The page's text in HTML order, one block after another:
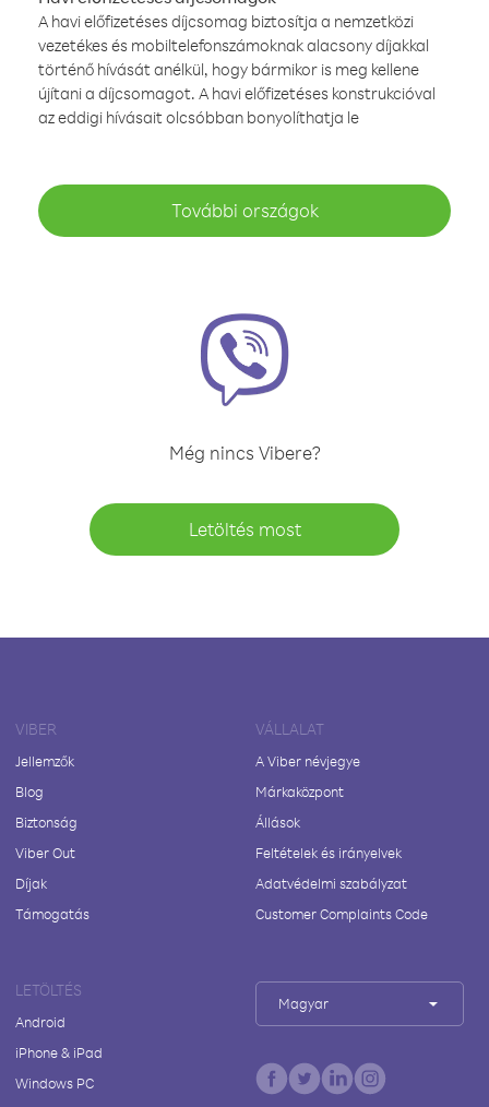
A havi előfizetéses díjcsomag biztosítja a nemzetközi
vezetékes és mobiltelefonszámoknak alacsony díjakkal
történő hívását anélkül, hogy bármikor is meg kellene
újítani a díjcsomagot. A havi előfizetéses konstrukcióval
az eddigi hívásait olcsóbban bonyolíthatja le
További országok
Még nincs Vibere?
Letöltés most
VIBER
Jellemzők
Blog
Biztonság
Viber Out
Díjak
Támogatás
VÁLLALAT
A Viber névjegye
Márkaközpont
Állások
Feltételek és irányelvek
Adatvédelmi szabályzat
Customer Complaints Code
LETÖLTÉS
Android
iPhone & iPad
Windows PC
Magyar